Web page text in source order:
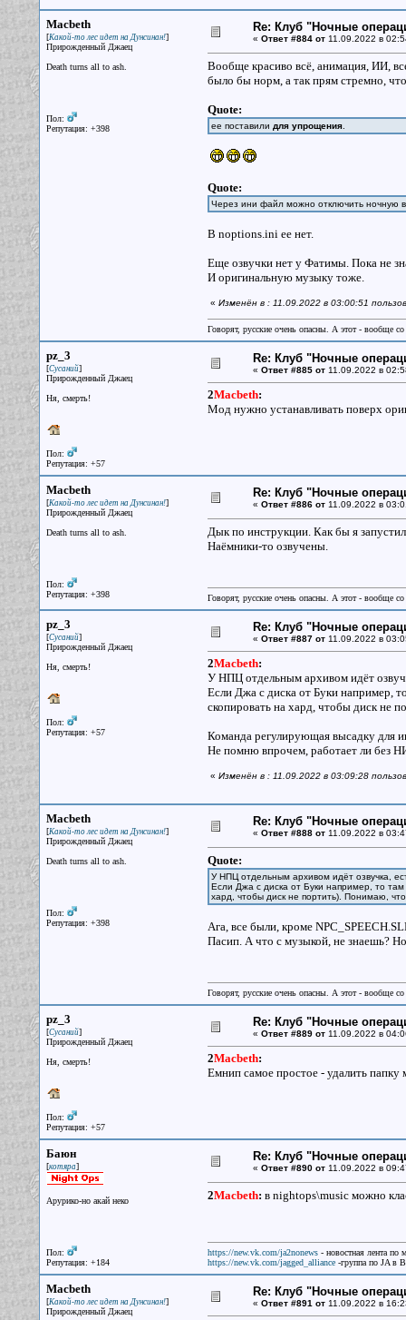
Macbeth
[Какой-то лес идет на Дунсинан!]
Прирожденный Джаец
Death turns all to ash.
Пол:
Репутация: +398
Re: Клуб "Ночные
« Ответ #884 от11.09.2022 в
Вообще красиво всё, анимация, ИИ,
было бы норм, а так прям стремно,
Quote:
ее поставили для упрощения.
Quote:
Через ини файл можно отключить ночную
В noptions.ini ее нет.
Еще озвучки нет у Фатимы. Пока не
И оригинальную музыку тоже.
« Изменён в : 11.09.2022 в 03:00:51
Говорят, русские очень опасны. А этот - вообще
pz_3
[Сусаний]
Прирожденный Джаец
Ня, смерть!
Пол:
Репутация: +57
Re: Клуб "Ночные
« Ответ #885 от11.09.2022 в
2Macbeth:
Мод нужно устанавливать поверх
Macbeth
[Какой-то лес идет на Дунсинан!]
Прирожденный Джаец
Death turns all to ash.
Пол:
Репутация: +398
Re: Клуб "Ночные
« Ответ #886 от11.09.2022 в
Дык по инструкции. Как бы я
Наёмники-то озвучены.
Говорят, русские очень опасны. А этот - вообще
pz_3
[Сусаний]
Прирожденный Джаец
Ня, смерть!
Пол:
Репутация: +57
Re: Клуб "Ночные
« Ответ #887 от11.09.2022 в
2Macbeth:
У НПЦ отдельным архивом идёт
Если Джа с диска от Буки например,
скопировать на хард, чтобы диск не
Команда регулирующая высадку для
Не помню впрочем, работает ли без
« Изменён в : 11.09.2022 в 03:09:28
Macbeth
[Какой-то лес идет на Дунсинан!]
Прирожденный Джаец
Death turns all to ash.
Пол:
Репутация: +398
Re: Клуб "Ночные
« Ответ #888 от11.09.2022 в
Quote:
У НПЦ отдельным архивом идёт озвучка,
Если Джа с диска от Буки например, то
хард, чтобы диск не портить). Понимаю,
Ага, все были, кроме
Пасип. А что с музыкой, не знаешь?
Говорят, русские очень опасны. А этот - вообще
pz_3
[Сусаний]
Прирожденный Джаец
Ня, смерть!
Пол:
Репутация: +57
Re: Клуб "Ночные
« Ответ #889 от11.09.2022 в
2Macbeth:
Емнип самое простое - удалить
Баюн
[котяра]
Арурико-но акай неко
Пол:
Репутация: +184
Re: Клуб "Ночные
« Ответ #890 от11.09.2022 в
2Macbeth: в nightops\music можно
https://new.vk.com/ja2nonews- новостная лента по
https://new.vk.com/jagged_alliance-группа по JA в
Macbeth
[Какой-то лес идет на Дунсинан!]
Прирожденный Джаец
Re: Клуб "Ночные
« Ответ #891 от11.09.2022 в